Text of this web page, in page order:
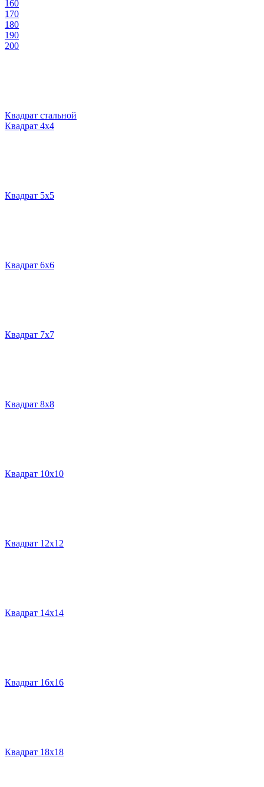
160
170
180
190
200
Квадрат стальной
Квадрат 4х4
Квадрат 5х5
Квадрат 6х6
Квадрат 7х7
Квадрат 8х8
Квадрат 10х10
Квадрат 12х12
Квадрат 14х14
Квадрат 16х16
Квадрат 18х18